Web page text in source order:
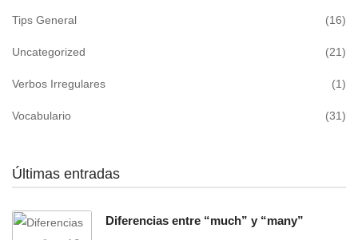
Tips General (16)
Uncategorized (21)
Verbos Irregulares (1)
Vocabulario (31)
Últimas entradas
Diferencias entre “much” y “many”